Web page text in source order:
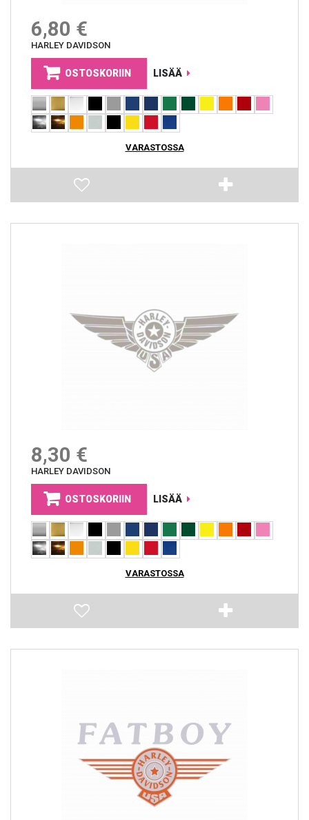
6,80 €
HARLEY DAVIDSON
OSTOSKORIIN LISÄÄ
VARASTOSSA
8,30 €
HARLEY DAVIDSON
OSTOSKORIIN LISÄÄ
VARASTOSSA